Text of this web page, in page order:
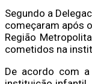
Segundo a
começaram após
Região
cometidos na
De acordo com